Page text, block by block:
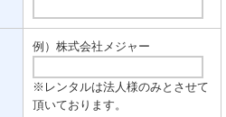
例）株式会社メジャー
※レンタルは法人様のみとさせて
頂いております。